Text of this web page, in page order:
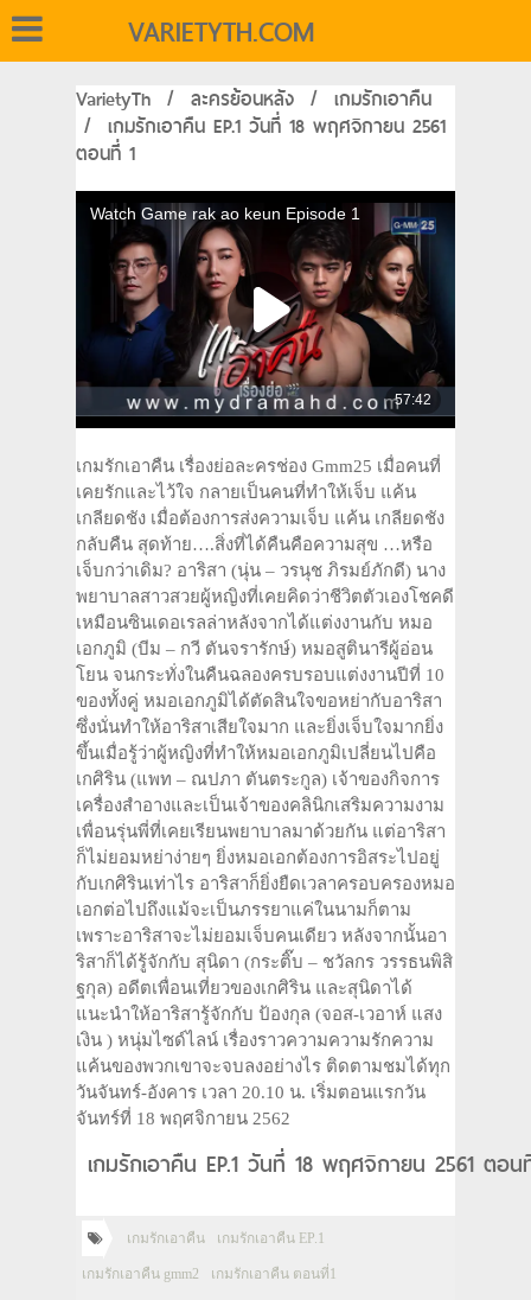
VARIETYTH.COM
VarietyTh / ละครย้อนหลัง / เกมรักเอาคืน
/ เกมรักเอาคืน EP.1 วันที่ 18 พฤศจิกายน 2561
ตอนที่ 1
เกมรักเอาคืน เรื่องย่อละครช่อง Gmm25 เมื่อคนที่
เคยรักและไว้ใจ กลายเป็นคนที่ทำให้เจ็บ แค้น
เกลียดชัง เมื่อต้องการส่งความเจ็บ แค้น เกลียดชัง
กลับคืน สุดท้าย….สิ่งที่ได้คืนคือความสุข …หรือ
เจ็บกว่าเดิม? อาริสา (นุ่น – วรนุช ภิรมย์ภักดี) นาง
พยาบาลสาวสวยผู้หญิงที่เคยคิดว่าชีวิตตัวเองโชคดี
เหมือนซินเดอเรลล่าหลังจากได้แต่งงานกับ หมอ
เอกภูมิ (บีม – กวี ตันจรารักษ์) หมอสูตินารีผู้อ่อน
โยน จนกระทั่งในคืนฉลองครบรอบแต่งงานปีที่ 10
ของทั้งคู่ หมอเอกภูมิได้ตัดสินใจขอหย่ากับอาริสา
ซึ่งนั่นทำให้อาริสาเสียใจมาก และยิ่งเจ็บใจมากยิ่ง
ขึ้นเมื่อรู้ว่าผู้หญิงที่ทำให้หมอเอกภูมิเปลี่ยนไปคือ
เกศิริน (แพท – ณปภา ตันตระกูล) เจ้าของกิจการ
เครื่องสำอางและเป็นเจ้าของคลินิกเสริมความงาม
เพื่อนรุ่นพี่ที่เคยเรียนพยาบาลมาด้วยกัน แต่อาริสา
ก็ไม่ยอมหย่าง่ายๆ ยิ่งหมอเอกต้องการอิสระไปอยู่
กับเกศิรินเท่าไร อาริสาก็ยิ่งยืดเวลาครอบครองหมอ
เอกต่อไปถึงแม้จะเป็นภรรยาแค่ในนามก็ตาม
เพราะอาริสาจะไม่ยอมเจ็บคนเดียว หลังจากนั้นอา
ริสาก็ได้รู้จักกับ สุนิดา (กระติ๊บ – ชวัลกร วรรธนพิสิ
ฐกุล) อดีตเพื่อนเที่ยวของเกศิริน และสุนิดาได้
แนะนำให้อาริสารู้จักกับ ป้องกุล (จอส-เวอาห์ แสง
เงิน ) หนุ่มไซด์ไลน์ เรื่องราวความความรักความ
แค้นของพวกเขาจะจบลงอย่างไร ติดตามชมได้ทุก
วันจันทร์-อังคาร เวลา 20.10 น. เริ่มตอนแรกวัน
จันทร์ที่ 18 พฤศจิกายน 2562
เกมรักเอาคืน EP.1 วันที่ 18 พฤศจิกายน 2561 ตอ
เกมรักเอาคืน เกมรักเอาคืน EP.1
เกมรักเอาคืน gmm2 เกมรักเอาคืน ตอนที่1